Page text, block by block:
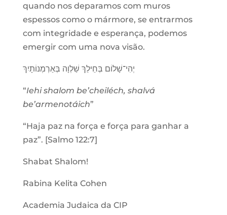
quando nos deparamos com muros
espessos como o mármore, se entrarmos
com integridade e esperança, podemos
emergir com uma nova visão.
יְהִי־שָׁלוֹם בְּחֵילֵךְ שַׁלְוָה בְּאַרְמְנוֹתָיִךְ
“Iehi shalom be’cheiléch, shalvá
be’armenotáich”
“Haja paz na força e força para ganhar a
paz”. [Salmo 122:7]
Shabat Shalom!
Rabina Kelita Cohen
Academia Judaica da CIP